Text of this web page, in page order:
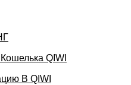
QIWI
В QIWI